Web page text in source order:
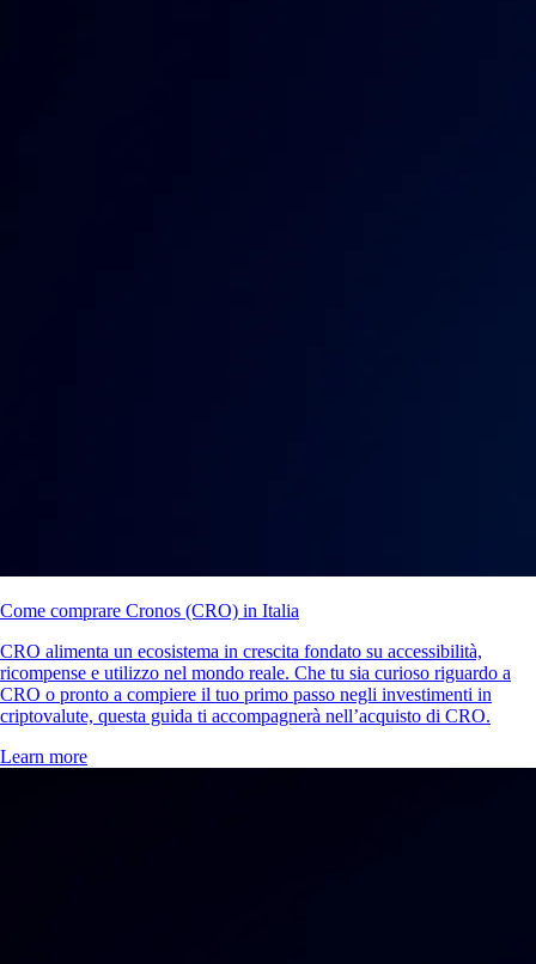
Come comprare Cronos (CRO) in Italia
CRO alimenta un ecosistema in crescita fondato su accessibilità,
ricompense e utilizzo nel mondo reale. Che tu sia curioso riguardo a
CRO o pronto a compiere il tuo primo passo negli investimenti in
criptovalute, questa guida ti accompagnerà nell’acquisto di CRO.
Learn more